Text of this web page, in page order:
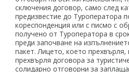
сключения договор, само след
предизвестие до Туроператора
кореспонденция или с писмо с
получено от Туроператора в
преди започване на
пакет. Лицето, което прехвърля,
прехвърля договора за
солидарно отговорни за